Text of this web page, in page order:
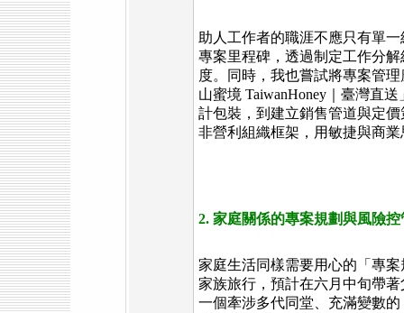
助人工作者的職涯不應只有單
專案里程碑，透過制定工作分
度。同時，我也嘗試將專案管
山蜜境 TaiwanHoney｜臺灣直
計包裝，到建立銷售管道與定
非營利組織框架，用敏捷與商
2. 家庭關係的專案規劃與風險控
家庭生活同樣需要用心的「專
家族旅行，預計在六月中旬帶
一個牽涉多代同堂、充滿變數